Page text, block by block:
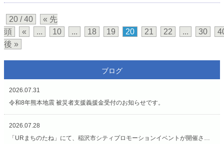
20 / 40
« 先
頭
« ... 10 ... 18 19 20 21 22 ... 30
後 »
ブログ
2026.07.31
令和8年熊本地震 被災者支援義援金受付のお知らせです。
2026.07.28
「URまちのたね」にて、稲沢市シティプロモーションイベントが開催されています（7/27〜8/2）